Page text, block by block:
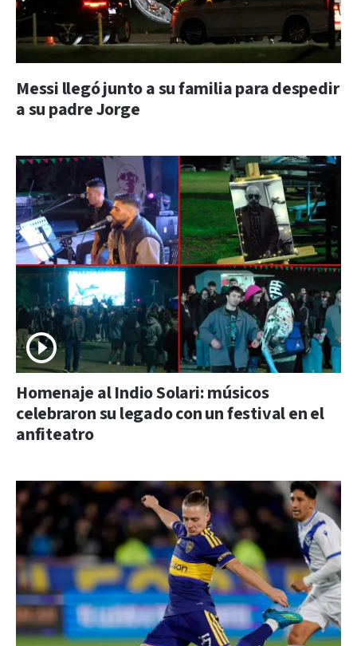
Messi llegó junto a su familia para despedir
a su padre Jorge
Homenaje al Indio Solari: músicos
celebraron su legado con un festival en el
anfiteatro